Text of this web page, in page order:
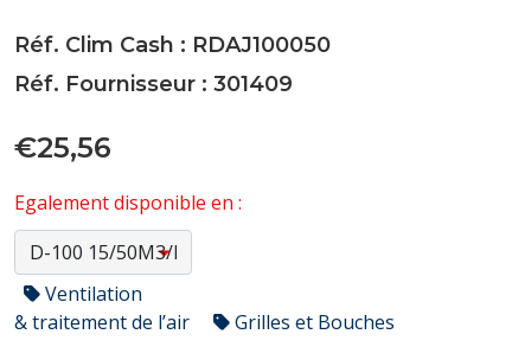
Réf. Clim Cash : RDAJ100050
Réf. Fournisseur : 301409
€25,56
Egalement disponible en :
Ventilation
& traitement de l’air
Grilles et Bouches